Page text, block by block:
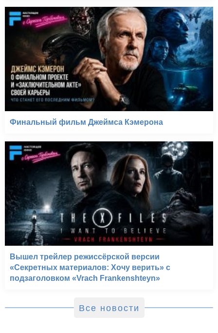
Финальный фильм Джеймса Кэмерона
Вышел трейлер режиссёрской версии
«Секретных материалов: Хочу верить» с
подзаголовком «Vrach Frankenshteyn»
Все новости